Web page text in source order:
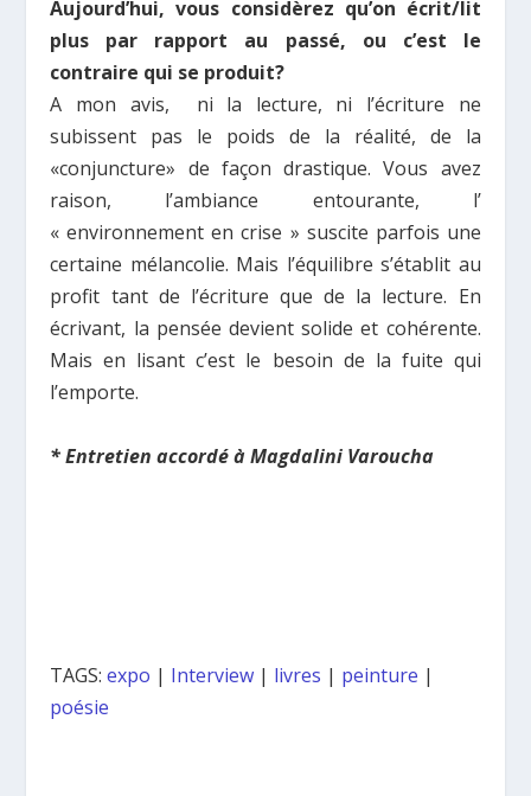
Αujourd’hui, vous considèrez qu’on écrit/lit
plus par rapport au passé, ou c’est le
contraire qui se produit?
A mon avis, ni la lecture, ni l’écriture ne
subissent pas le poids de la réalité, de la
«conjuncture» de façon drastique. Vous avez
raison, l’ambiance entourante, l’
« environnement en crise » suscite parfois une
certaine mélancolie. Μais l’équilibre s’établit au
profit tant de l’écriture que de la lecture. En
écrivant, la pensée devient solide et cohérente.
Μais en lisant c’est le besoin de la fuite qui
l’emporte.
* Entretien accordé à Magdalini Varoucha
TAGS:expo | Interview | livres | peinture |
poésie